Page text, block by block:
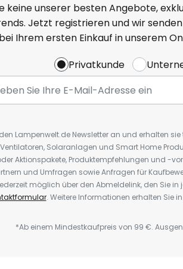
keine unserer besten Angebote,
Jetzt registrieren und wir
Ihrem ersten Einkauf in unserem
Privatkunde
Lampenwelt.de Newsletter an und erhalten
Solaranlagen und Smart Home
Aktionspakete, Produktempfehlungen und -
und Umfragen sowie Anfragen für
möglich über den Abmeldelink, den Sie in
. Weitere Informationen erhalten Sie
*Ab einem Mindestkaufpreis von 99 €.